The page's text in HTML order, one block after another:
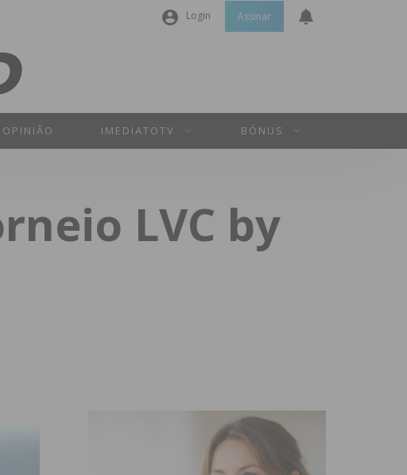
Login
Senha
INICIAR SESSÃO
Assinar
OPINIÃO IMEDIATOTV BÓNUS
LVC by